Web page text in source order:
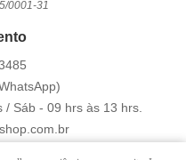
0001-31
Sáb - 09 hrs às 13 hrs.